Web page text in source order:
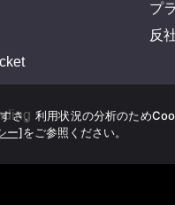
プ
反
さ、利用状況の分析のため
ー]をご参照ください。